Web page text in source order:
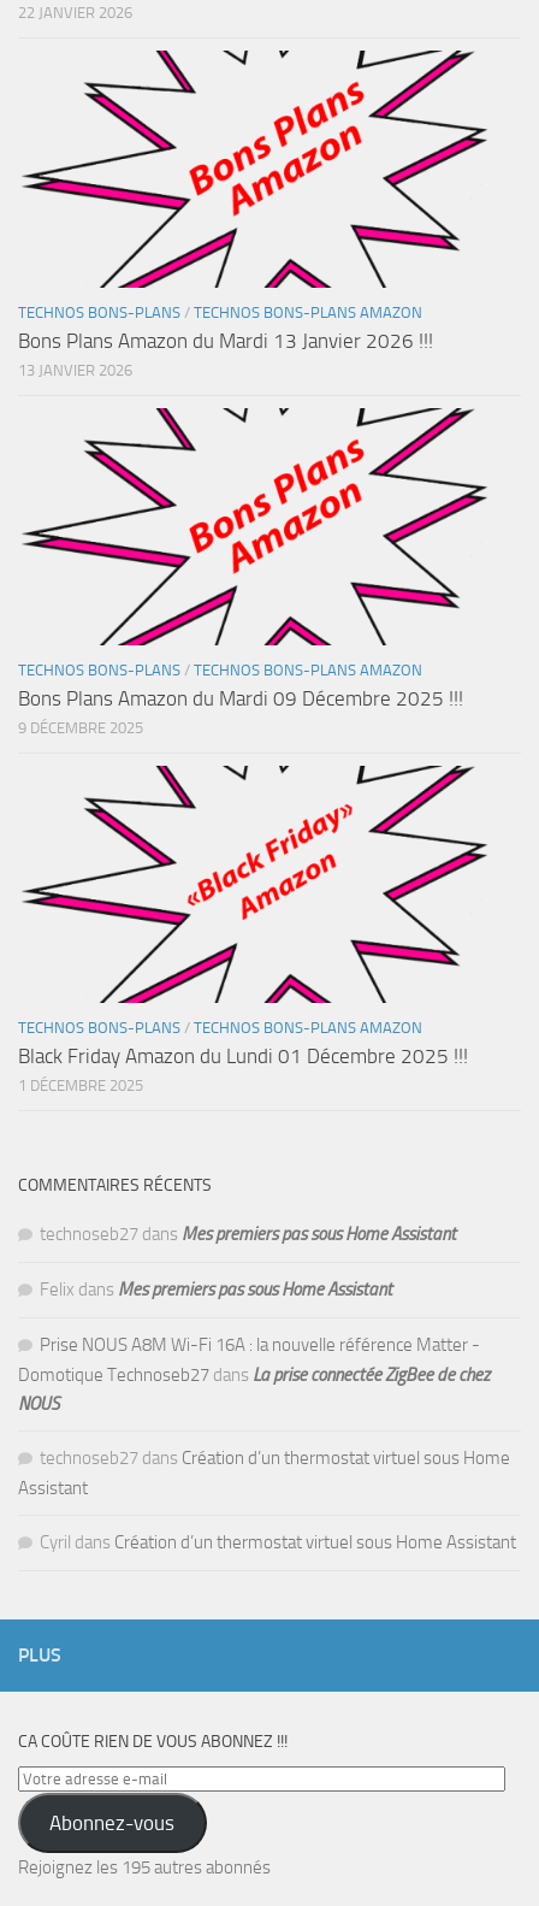
22 JANVIER 2026
TECHNOS BONS-PLANS / TECHNOS BONS-PLANS AMAZON
Bons Plans Amazon du Mardi 13 Janvier 2026 !!!
13 JANVIER 2026
TECHNOS BONS-PLANS / TECHNOS BONS-PLANS AMAZON
Bons Plans Amazon du Mardi 09 Décembre 2025 !!!
9 DÉCEMBRE 2025
TECHNOS BONS-PLANS / TECHNOS BONS-PLANS AMAZON
Black Friday Amazon du Lundi 01 Décembre 2025 !!!
1 DÉCEMBRE 2025
COMMENTAIRES RÉCENTS
technoseb27 dans Mes premiers pas sous Home Assistant
Felix dans Mes premiers pas sous Home Assistant
Prise NOUS A8M Wi-Fi 16A : la nouvelle référence Matter -
Domotique Technoseb27 dans La prise connectée ZigBee de chez
NOUS
technoseb27 dans Création d’un thermostat virtuel sous Home
Assistant
Cyril dans Création d’un thermostat virtuel sous Home Assistant
PLUS
CA COÛTE RIEN DE VOUS ABONNEZ !!!
Votre
adresse
e-
mail
Abonnez-vous
Rejoignez les 195 autres abonnés